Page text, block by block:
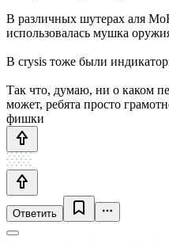
В различных шутерах аля
использовалась мушка
В crysis тоже были
Так что, думаю, ни о каком
может, ребята просто
фишки
Ответить